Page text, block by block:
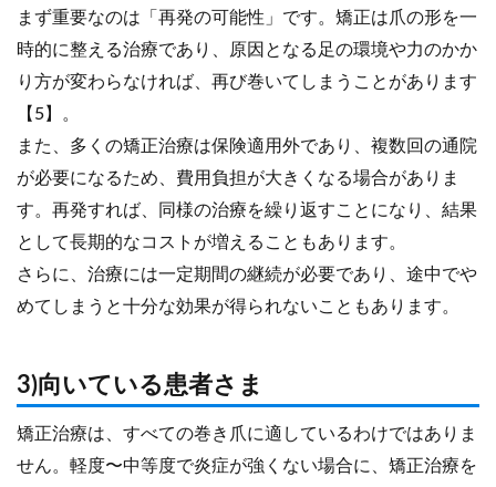
まず重要なのは「再発の可能性」です。矯正は爪の形を一
時的に整える治療であり、原因となる足の環境や力のかか
り方が変わらなければ、再び巻いてしまうことがあります
【5】。
また、多くの矯正治療は保険適用外であり、複数回の通院
が必要になるため、費用負担が大きくなる場合がありま
す。再発すれば、同様の治療を繰り返すことになり、結果
として長期的なコストが増えることもあります。
さらに、治療には一定期間の継続が必要であり、途中でや
めてしまうと十分な効果が得られないこともあります。
3)向いている患者さま
矯正治療は、すべての巻き爪に適しているわけではありま
せん。軽度〜中等度で炎症が強くない場合に、矯正治療を